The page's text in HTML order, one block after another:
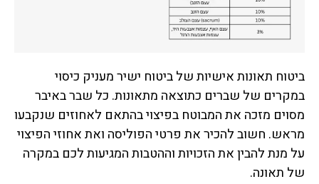
ביטוח תאונות אישיות של ביטוח ישיר מעניק כיסוי
במקרים של שברים כתוצאה מתאונות. כל שבר באיבר
מסוים מזכה את המבוטח בפיצוי בהתאם לאחוזים שנקבעו
מראש. חשוב להכיר את פרטי הפוליסה ואת אחוזי הפיצוי
על מנת להבין את הזכויות וההטבות המגיעות לכם במקרה
של תאונה.